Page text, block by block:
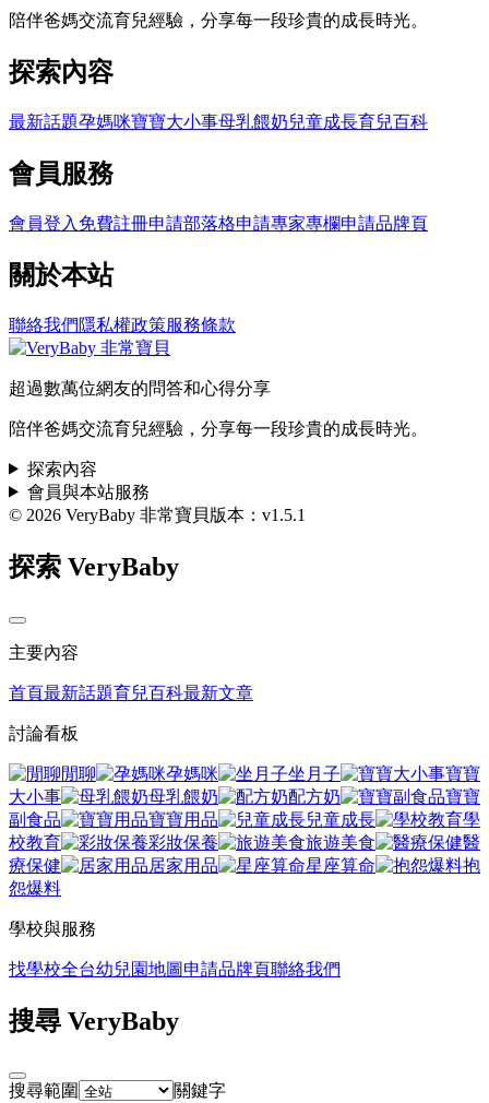
陪伴爸媽交流育兒經驗，分享每一段珍貴的成長時光。
探索內容
最新話題孕媽咪寶寶大小事母乳餵奶兒童成長育兒百科
會員服務
會員登入 免費註冊申請部落格申請專家專欄申請品牌頁
關於本站
聯絡我們 隱私權政策服務條款
超過數萬位網友的問答和心得分享
陪伴爸媽交流育兒經驗，分享每一段珍貴的成長時光。
探索內容
會員與本站服務
© 2026 VeryBaby 非常寶貝版本：v1.5.1
探索 VeryBaby
主要內容
首頁最新話題育兒百科最新文章
討論看板
閒聊 孕媽咪 坐月子
寶寶
大小事
母乳餵奶 配方奶
寶寶
副食品
寶寶用品 兒童成長
學
校教育
彩妝保養 旅遊美食
醫
療保健
居家用品 星座算命
抱
怨爆料
學校與服務
找學校全台幼兒園地圖 申請品牌頁聯絡我們
搜尋 VeryBaby
搜尋範圍 關鍵字